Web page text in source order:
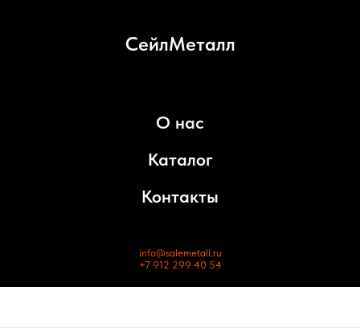
СейлМеталл
О нас
Каталог
Контакты
info@salemetall.ru
+7 912 299 40 54